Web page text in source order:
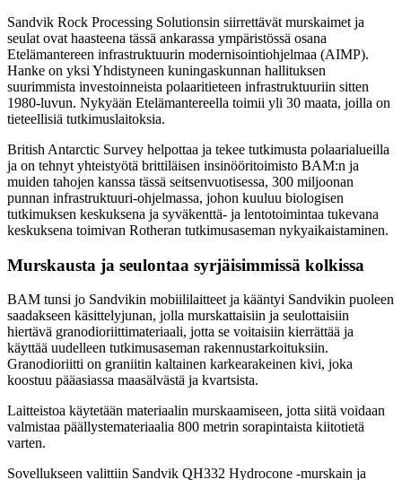
Sandvik Rock Processing Solutionsin siirrettävät murskaimet ja
seulat ovat haasteena tässä ankarassa ympäristössä osana
Etelämantereen infrastruktuurin modernisointiohjelmaa (AIMP).
Hanke on yksi Yhdistyneen kuningaskunnan hallituksen
suurimmista investoinneista polaaritieteen infrastruktuuriin sitten
1980-luvun. Nykyään Etelämantereella toimii yli 30 maata, joilla on
tieteellisiä tutkimuslaitoksia.
British Antarctic Survey helpottaa ja tekee tutkimusta polaarialueilla
ja on tehnyt yhteistyötä brittiläisen insinööritoimisto BAM:n ja
muiden tahojen kanssa tässä seitsenvuotisessa, 300 miljoonan
punnan infrastruktuuri-ohjelmassa, johon kuuluu biologisen
tutkimuksen keskuksena ja syväkenttä- ja lentotoimintaa tukevana
keskuksena toimivan Rotheran tutkimusaseman nykyaikaistaminen.
Murskausta ja seulontaa syrjäisimmissä kolkissa
BAM tunsi jo Sandvikin mobiililaitteet ja kääntyi Sandvikin puoleen
saadakseen käsittelyjunan, jolla murskattaisiin ja seulottaisiin
hiertävä granodioriittimateriaali, jotta se voitaisiin kierrättää ja
käyttää uudelleen tutkimusaseman rakennustarkoituksiin.
Granodioriitti on graniitin kaltainen karkearakeinen kivi, joka
koostuu pääasiassa maasälvästä ja kvartsista.
Laitteistoa käytetään materiaalin murskaamiseen, jotta siitä voidaan
valmistaa päällystemateriaalia 800 metrin sorapintaista kiitotietä
varten.
Sovellukseen valittiin Sandvik QH332 Hydrocone -murskain ja